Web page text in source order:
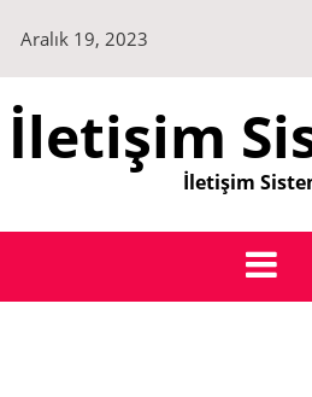
content
Aralık 19, 2023
İletişim
İletişim